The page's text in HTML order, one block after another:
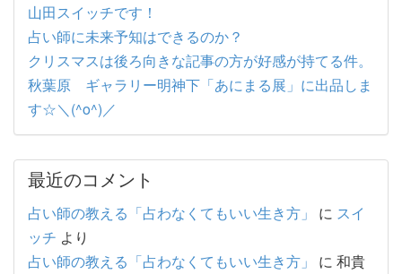
山田スイッチです！
占い師に未来予知はできるのか？
クリスマスは後ろ向きな記事の方が好感が持てる件。
秋葉原 ギャラリー明神下「あにまる展」に出品しま
す☆＼(^o^)／
最近のコメント
占い師の教える「占わなくてもいい生き方」 に スイ
ッチ より
占い師の教える「占わなくてもいい生き方」
に 和貴